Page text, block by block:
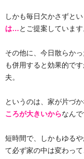
しかも毎日欠かさずとい
は…とご提案しています
その他に、今日散らか
も併用すると効果的で
夫。
というのは、家が片づ
ころが大きいからなんで
短時間で、しかもゆる
て必ず家の中は変わって